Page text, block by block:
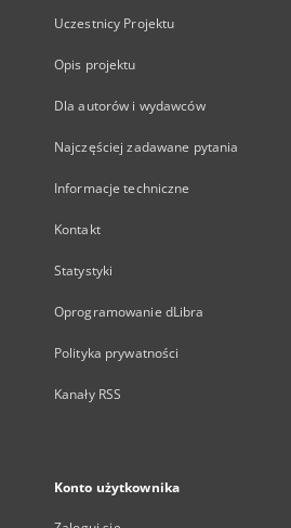
Uczestnicy Projektu
Opis projektu
Dla autorów i wydawców
Najczęściej zadawane pytania
Informacje techniczne
Kontakt
Statystyki
Oprogramowanie dLibra
Polityka prywatności
Kanały RSS
Konto użytkownika